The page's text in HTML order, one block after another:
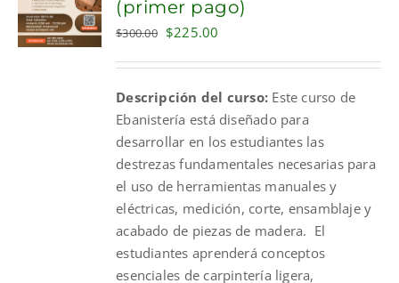
(primer pago)
$300.00 Original
$300.00.
$225.00
$225.00.
Descripción del curso: Este curso de
Ebanistería está diseñado para
desarrollar en los estudiantes las
destrezas fundamentales necesarias para
el uso de herramientas manuales y
eléctricas, medición, corte, ensamblaje y
acabado de piezas de madera. El
estudiantes aprenderá conceptos
esenciales de carpintería ligera,